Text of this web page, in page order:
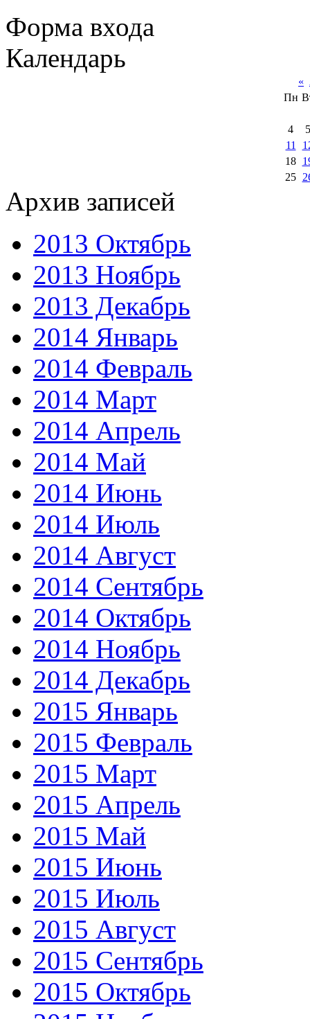
Форма входа
Календарь
«
Пн
4
5
11
18
25
Архив записей
2013 Октябрь
2013 Ноябрь
2013 Декабрь
2014 Январь
2014 Февраль
2014 Март
2014 Апрель
2014 Май
2014 Июнь
2014 Июль
2014 Август
2014 Сентябрь
2014 Октябрь
2014 Ноябрь
2014 Декабрь
2015 Январь
2015 Февраль
2015 Март
2015 Апрель
2015 Май
2015 Июнь
2015 Июль
2015 Август
2015 Сентябрь
2015 Октябрь